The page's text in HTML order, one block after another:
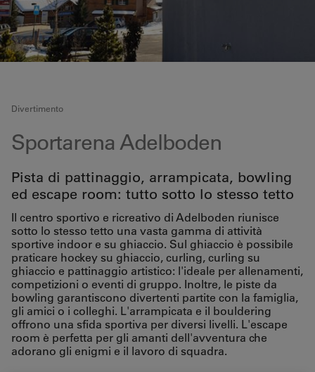
Divertimento
Sportarena Adelboden
Pista di pattinaggio, arrampicata, bowling
ed escape room: tutto sotto lo stesso tetto
Il centro sportivo e ricreativo di Adelboden riunisce
sotto lo stesso tetto una vasta gamma di attività
sportive indoor e su ghiaccio. Sul ghiaccio è possibile
praticare hockey su ghiaccio, curling, curling su
ghiaccio e pattinaggio artistico: l'ideale per allenamenti,
competizioni o eventi di gruppo. Inoltre, le piste da
bowling garantiscono divertenti partite con la famiglia,
gli amici o i colleghi. L'arrampicata e il bouldering
offrono una sfida sportiva per diversi livelli. L'escape
room è perfetta per gli amanti dell'avventura che
adorano gli enigmi e il lavoro di squadra.